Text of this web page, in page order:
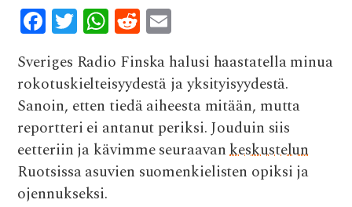
F
ac
e
b
o
o
k
T
w
it
te
r
W
h
at
s
A
p
p
R
e
d
di
t
m
ai
l
Sveriges Radio Finska halusi haastatella minua
rokotuskielteisyydestä ja yksityisyydestä.
Sanoin, etten tiedä aiheesta mitään, mutta
reportteri ei antanut periksi. Jouduin siis
eetteriin ja kävimme seuraavankeskustelun
Ruotsissa asuvien suomenkielisten opiksi ja
ojennukseksi.